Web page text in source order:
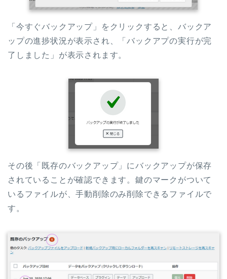
「今すぐバックアップ」をクリックすると、バックア
ップの進捗状況が表示され、「バックアプの実行が完
了しました」が表示されます。
その後「既存のバックアップ」にバックアップが保存
されていることが確認できます。鍵のマークがついて
いるファイルが、手動削除のみ削除できるファイルで
す。